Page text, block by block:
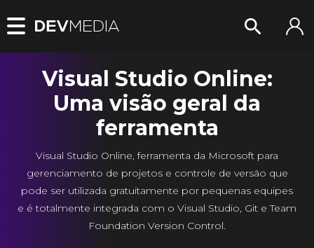
Visual Studio Online:
Uma visão geral da
ferramenta
Visual Studio Online, ferramenta da Microsoft para
gerenciamento de projetos e controle de versão que
pode ser utilizada gratuitamente por pequenas equipes
e é totalmente integrada com o Visual Studio, Git e Team
Foundation Version Control.